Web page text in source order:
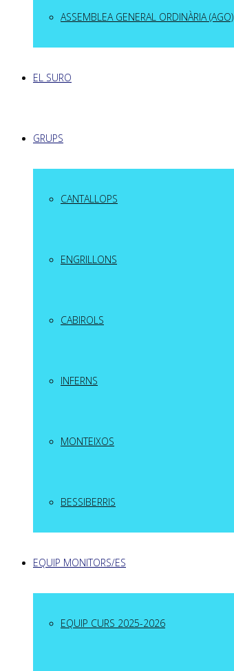
ASSEMBLEA GENERAL ORDINÀRIA (AGO)
EL SURO
GRUPS
CANTALLOPS
ENGRILLONS
CABIROLS
INFERNS
MONTEIXOS
BESSIBERRIS
EQUIP MONITORS/ES
EQUIP CURS 2025-2026